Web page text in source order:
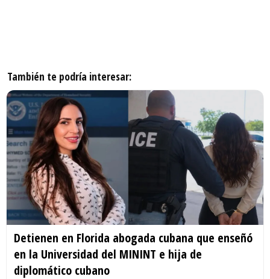
También te podría interesar:
Detienen en Florida abogada cubana que enseñó
en la Universidad del MININT e hija de
diplomático cubano